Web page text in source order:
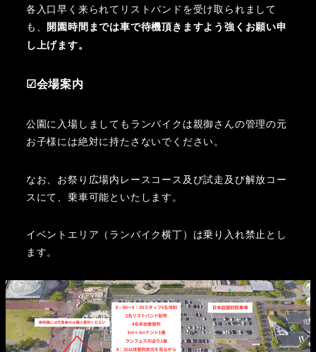
各入口早く来られてリストバンドを受け取られまして
も、開園時間までは車で待機頂きますよう強くお願い申
し上げます。
☑会場案内
公園に入場しましてもランバイクは親御さんの管理の元
お子様には絶対に持たさないでください。
なお、お祭り広場内レースコース及び試走及び解放コー
スにて、乗車可能といたします。
イベントエリア（ランバイク横丁）は乗り入れ禁止とし
ます。